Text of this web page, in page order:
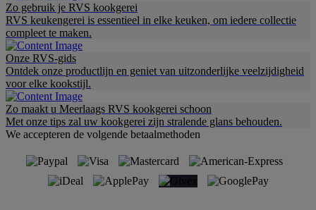
Zo gebruik je RVS kookgerei
RVS keukengerei is essentieel in elke keuken, om iedere collectie
compleet te maken.
Onze RVS-gids
Ontdek onze productlijn en geniet van uitzonderlijke veelzijdigheid
voor elke kookstijl.
Zo maakt u Meerlaags RVS kookgerei schoon
Met onze tips zal uw kookgerei zijn stralende glans behouden.
We accepteren de volgende betaalmethoden